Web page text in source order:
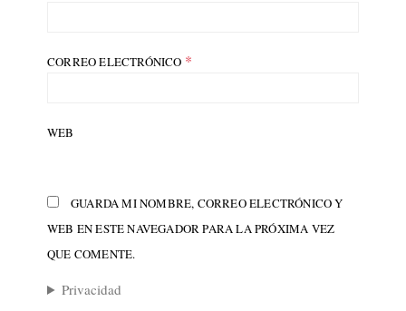
CORREO ELECTRÓNICO *
WEB
GUARDA MI NOMBRE, CORREO ELECTRÓNICO Y
WEB EN ESTE NAVEGADOR PARA LA PRÓXIMA VEZ
QUE COMENTE.
Privacidad